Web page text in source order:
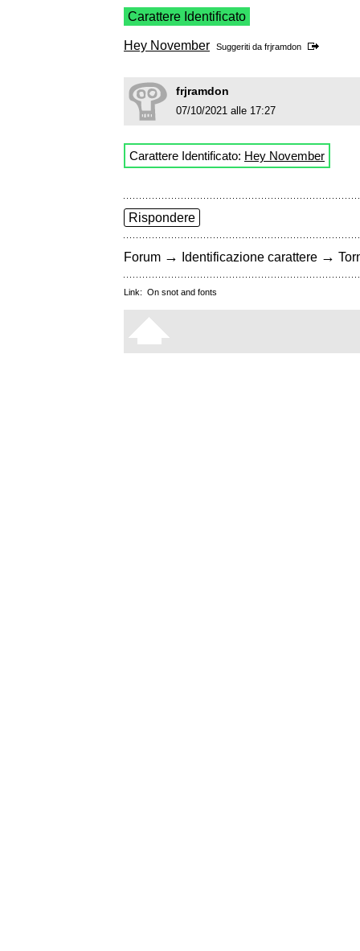
Carattere Identificato
Hey November Suggeriti da frjramdon
frjramdon
07/10/2021 alle 17:27
Carattere Identificato: Hey November
Rispondere
Forum → Identificazione carattere →
Link: On snot and fonts